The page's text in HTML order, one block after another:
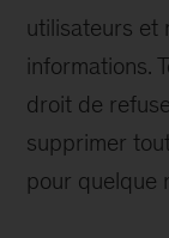
utilisateurs et
informations.
droit de
supprimer
pour quelque